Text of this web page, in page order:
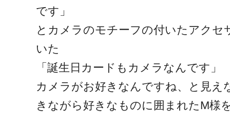
です」
とカメラのモチーフの付いたアクセ
いた
「誕生日カードもカメラなんです」
カメラがお好きなんですね、と見え
きながら好きなものに囲まれたM様